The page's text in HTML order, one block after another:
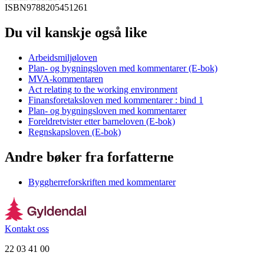
ISBN9788205451261
Du vil kanskje også like
Arbeidsmiljøloven
Plan- og bygningsloven med kommentarer (E-bok)
MVA-kommentaren
Act relating to the working environment
Finansforetaksloven med kommentarer : bind 1
Plan- og bygningsloven med kommentarer
Foreldretvister etter barneloven (E-bok)
Regnskapsloven (E-bok)
Andre bøker fra forfatterne
Byggherreforskriften med kommentarer
Kontakt oss
22 03 41 00